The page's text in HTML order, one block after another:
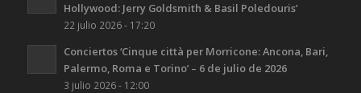
Hollywood: Jerry Goldsmith & Basil Poledouris’
22 julio 2026 - 17:20
Conciertos ‘Cinque città per Morricone: Ancona, Bari,
Palermo, Roma e Torino’ – 6 de julio de 2026
3 julio 2026 - 12:00